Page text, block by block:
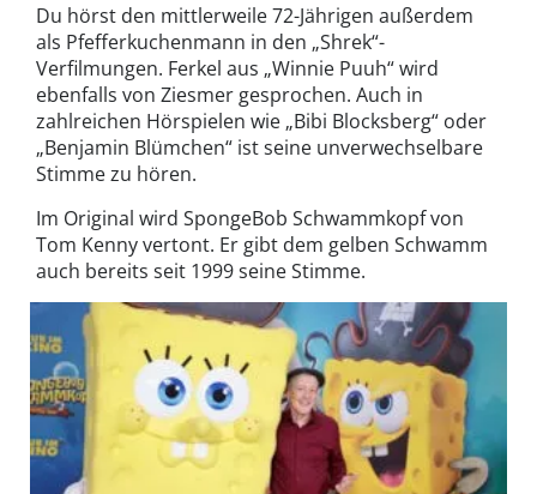
Du hörst den mittlerweile 72-Jährigen außerdem
als Pfefferkuchenmann in den „Shrek“-
Verfilmungen. Ferkel aus „Winnie Puuh“ wird
ebenfalls von Ziesmer gesprochen. Auch in
zahlreichen Hörspielen wie „Bibi Blocksberg“ oder
„Benjamin Blümchen“ ist seine unverwechselbare
Stimme zu hören.
Im Original wird SpongeBob Schwammkopf von
Tom Kenny vertont. Er gibt dem gelben Schwamm
auch bereits seit 1999 seine Stimme.